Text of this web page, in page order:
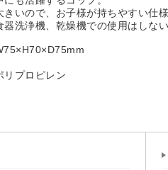
いので、お子様が持ちやすい仕
器洗浄機、乾燥機での使用はしない
プロピレン